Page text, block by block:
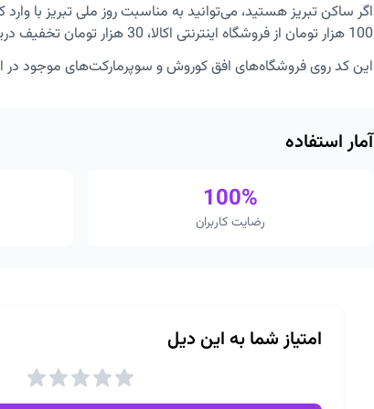
اگر ساکن تبریز هستید، می‌توانید به مناسبت روز ملی تبریز با
100 هزار تومان از فروشگاه اینترنتی اکالا، 30 هزار تومان تخفیف دریافت کنید.
این کد روی فروشگاه‌های افق کوروش و سوپرمارکت‌های موجود در
آمار استفاده
100%
رضایت کاربران
امتیاز شما به این دیل